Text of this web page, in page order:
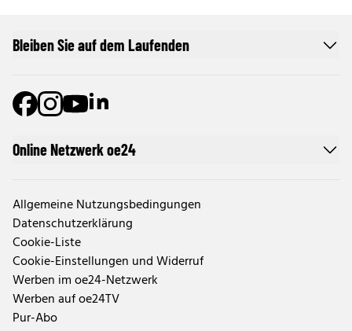
Online Netzwerk oe24
Allgemeine Nutzungsbedingungen
Datenschutzerklärung
Cookie-Liste
Cookie-Einstellungen und Widerruf
Werben im oe24-Netzwerk
Werben auf oe24TV
Pur-Abo
Bleiben Sie auf dem Laufenden